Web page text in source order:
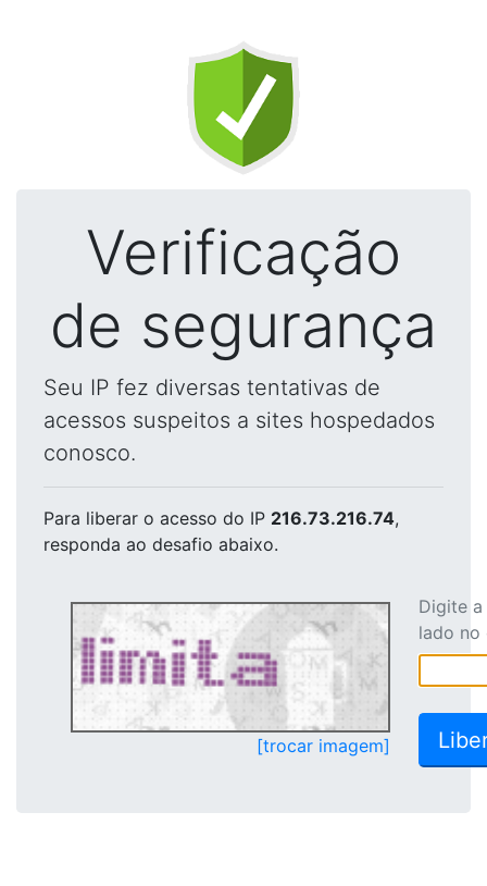
Verificação
de segurança
Seu IP fez diversas tentativas de
acessos suspeitos a sites hospedados
conosco.
Para liberar o acesso do IP 216.73.216.74,
responda ao desafio abaixo.
[trocar imagem]
Digite
lado no